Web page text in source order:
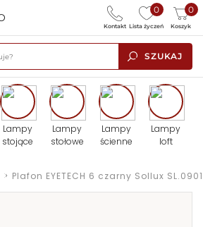
SZUKAJ
0
Lista życzeń
0
Koszyk
Kontakt
Lampy
stojące
Lampy
stołowe
Lampy
ścienne
Lampy
loft
> Plafon EYETECH 6 czarny Sollux SL.0901